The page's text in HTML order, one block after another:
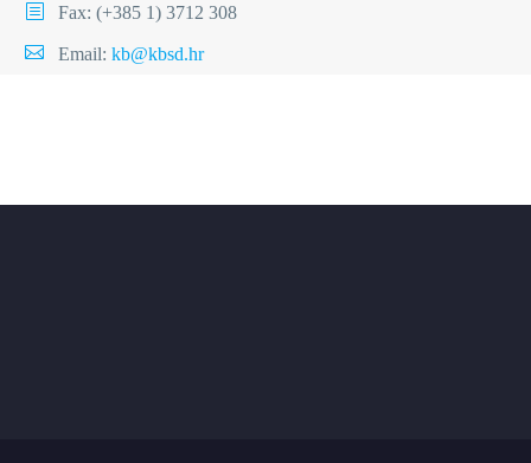
Fax: (+385 1) 3712 308
Email: kb@kbsd.hr